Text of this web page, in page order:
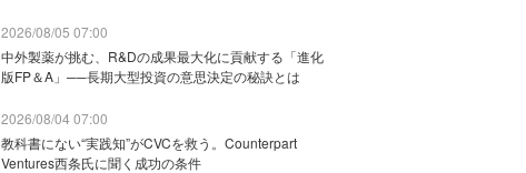
2026/08/05 07:00
中外製薬が挑む、R&Dの成果最大化に貢献する「進化
版FP＆A」──長期大型投資の意思決定の秘訣とは
2026/08/04 07:00
教科書にない“実践知”がCVCを救う。Counterpart
Ventures西条氏に聞く成功の条件